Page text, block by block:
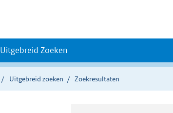
Uitgebreid Zoeken
Uitgebreid zoeken Zoekresultaten